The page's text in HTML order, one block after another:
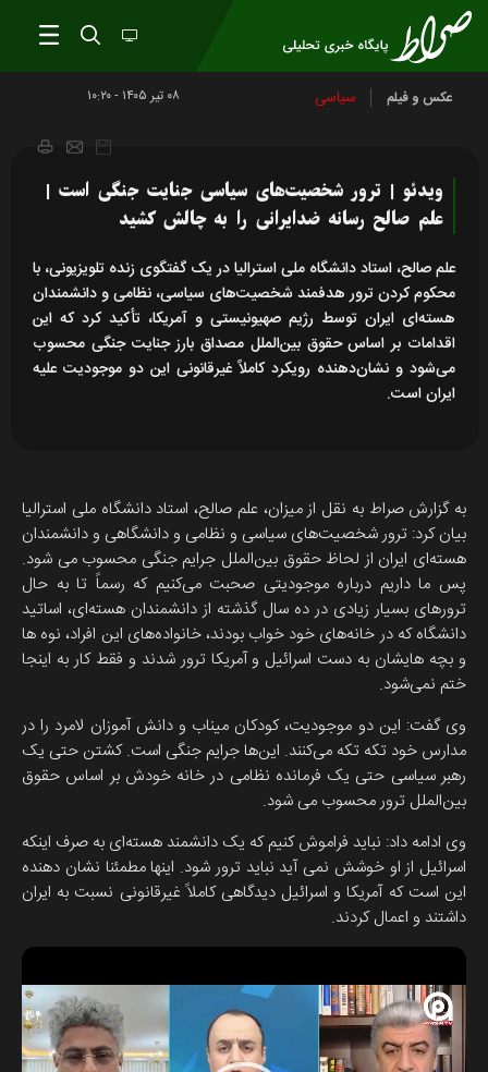
عکس و فیلم سیاسی ۰۸ تير ۱۴۰۵ - ۱۰:۲۰
ویدئو | ترور شخصیت‌های سیاسی جنایت جنگی است |
علم صالح رسانه ضدایرانی را به چالش کشید
علم صالح، استاد دانشگاه ملی استرالیا در یک گفتگوی زنده تلویزیونی، با
محکوم کردن ترور هدفمند شخصیت‌های سیاسی، نظامی و دانشمندان
هسته‌ای ایران توسط رژیم صهیونیستی و آمریکا، تأکید کرد که این
اقدامات بر اساس حقوق بین‌الملل مصداق بارز جنایت جنگی محسوب
می‌شود و نشان‌دهنده رویکرد کاملاً غیرقانونی این دو موجودیت علیه
ایران است.
به گزارش صراط به نقل از میزان، علم صالح، استاد دانشگاه ملی استرالیا
بیان کرد: ترور شخصیت‌های سیاسی و نظامی و دانشگاهی و دانشمندان
هسته‌ای ایران از لحاظ حقوق بین‌الملل جرایم جنگی محسوب می شود.
پس ما داریم درباره موجودیتی صحبت می‌کنیم که رسماً تا به حال
ترورهای بسیار زیادی در ده سال گذشته از دانشمندان هسته‌ای، اساتید
دانشگاه که در خانه‌های خود خواب بودند، خانواده‌های این افراد، نوه ها
و بچه هایشان به دست اسرائیل و آمریکا ترور شدند و فقط کار به اینجا
ختم نمی‌شود.
وی گفت: این دو موجودیت، کودکان میناب و دانش آموزان لامرد را در
مدارس خود تکه تکه می‌کنند. این‌ها جرایم جنگی است. کشتن حتی یک
رهبر سیاسی حتی یک فرمانده نظامی در خانه خودش بر اساس حقوق
بین‌الملل ترور محسوب می شود.
وی ادامه داد: نباید فراموش کنیم که یک دانشمند هسته‌ای به صرف اینکه
اسرائیل از او خوشش نمی آید نباید ترور شود. اینها مطمئنا نشان دهنده
این است که آمریکا و اسرائیل دیدگاهی کاملاً غیرقانونی نسبت به ایران
داشتند و اعمال کردند.